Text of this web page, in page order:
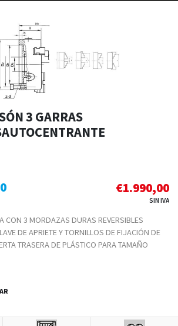
3 GARRAS
€1.990,00
SIN IVA
CON 3 MORDAZAS DURAS REVERSIBLES
DE APRIETE Y TORNILLOS DE FIJACIÓN DE
TRASERA DE PLÁSTICO PARA TAMAÑO